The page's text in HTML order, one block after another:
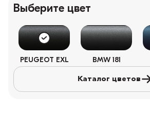
Выберите цвет
PEUGEOT EXL BMW 181
Каталог цветов